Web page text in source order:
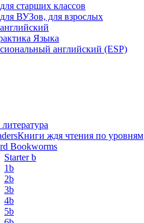
старших классов
ВУЗов, для взрослых
Языка
английский (ESP)
Книги ждя чтения по уровням
Bookworms
Starter b
1b
2b
3b
4b
5b